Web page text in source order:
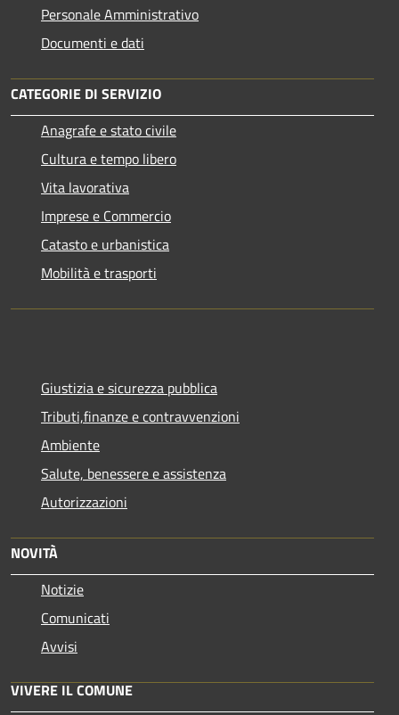
Personale Amministrativo
Documenti e dati
CATEGORIE DI SERVIZIO
Anagrafe e stato civile
Cultura e tempo libero
Vita lavorativa
Imprese e Commercio
Catasto e urbanistica
Mobilità e trasporti
Giustizia e sicurezza pubblica
Tributi,finanze e contravvenzioni
Ambiente
Salute, benessere e assistenza
Autorizzazioni
NOVITÀ
Notizie
Comunicati
Avvisi
VIVERE IL COMUNE